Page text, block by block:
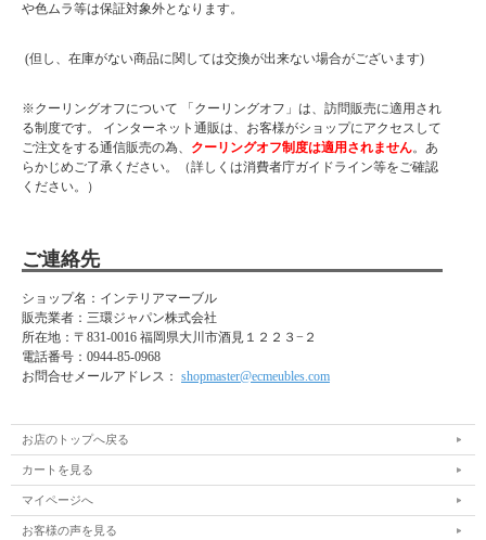
や色ムラ等は保証対象外となります。
(但し、在庫がない商品に関しては交換が出来ない場合がございます)
※クーリングオフについて 「クーリングオフ」は、訪問販売に適用され
る制度です。 インターネット通販は、お客様がショップにアクセスして
ご注文をする通信販売の為、 クーリングオフ制度は適用されません。あ
らかじめご了承ください。（詳しくは消費者庁ガイドライン等をご確認
ください。）
ご連絡先
ショップ名：インテリアマーブル
販売業者：三環ジャパン株式会社
所在地： 〒831-0016 福岡県大川市酒見１２２３−２
電話番号： 0944-85-0968
お問合せメールアドレス： shopmaster@ecmeubles.com
お店のトップへ戻る
カートを見る
マイページへ
お客様の声を見る